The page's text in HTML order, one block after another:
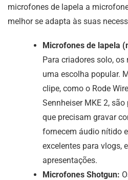
microfones de lapela a
melhor se adapta às suas
Microfones de lapela
Para criadores solo,
uma escolha popular.
clipe, como o Rode
Sennheiser MKE 2,
que precisam gravar
fornecem áudio nítido
excelentes para vlogs,
apresentações.
Microfones Shotgun: